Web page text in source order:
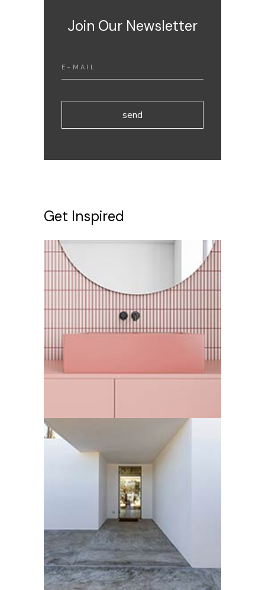
Join Our Newsletter
send
Get Inspired